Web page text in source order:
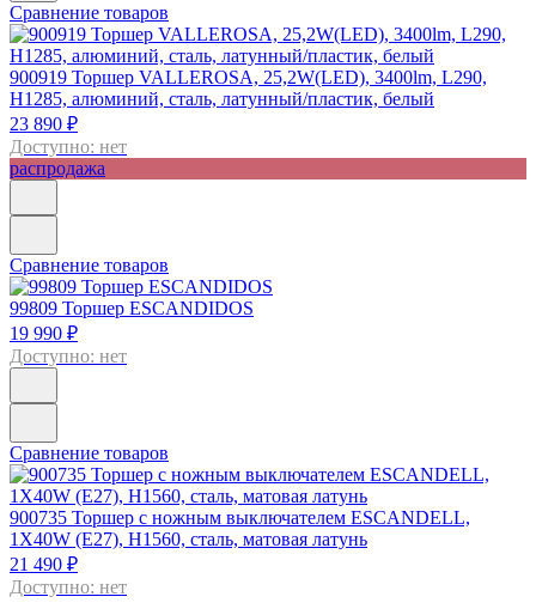
Сравнение товаров
900919 Торшер VALLEROSA, 25,2W(LED), 3400lm, L290,
H1285, алюминий, сталь, латунный/пластик, белый
23 890 ₽
Доступно: нет
распродажа
Сравнение товаров
99809 Торшер ESCANDIDOS
19 990 ₽
Доступно: нет
Сравнение товаров
900735 Торшер с ножным выключателем ESCANDELL,
1Х40W (E27), H1560, сталь, матовая латунь
21 490 ₽
Доступно: нет